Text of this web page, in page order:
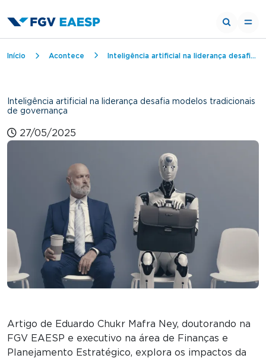
Trilha de navegação
Início Acontece Inteligência artificial na liderança desafia modelos tradicionais de governança
Inteligência artificial na liderança desafia modelos tradicionais
de governança
27/05/2025
Artigo de Eduardo Chukr Mafra Ney, doutorando na
FGV EAESP e executivo na área de Finanças e
Planejamento Estratégico, explora os impactos da